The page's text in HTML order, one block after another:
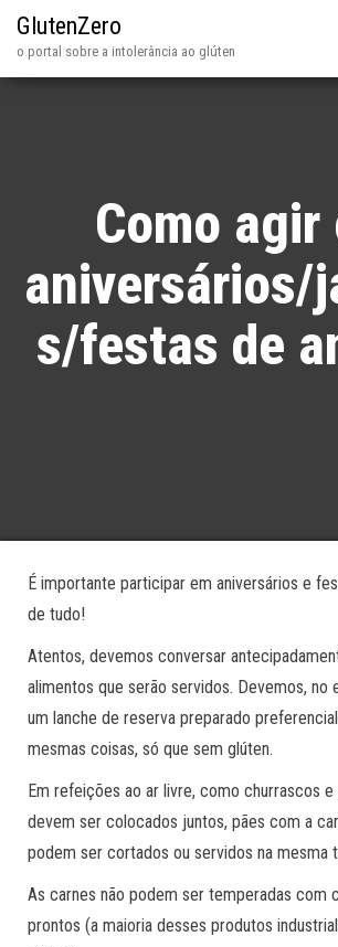
GlutenZero
o portal sobre a intolerância ao glúten
Como agir
aniversários/
s/festas de
É importante participar em aniversários e
de tudo!
Atentos, devemos conversar
alimentos que serão servidos. Devemos, no
um lanche de reserva preparado
mesmas coisas, só que sem glúten.
Em refeições ao ar livre, como churrascos e
devem ser colocados juntos, pães com a
podem ser cortados ou servidos na mesma
As carnes não podem ser temperadas com
prontos (a maioria desses produtos